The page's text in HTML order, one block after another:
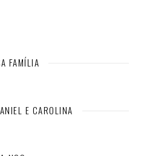
FAMÍLIA
E CAROLINA